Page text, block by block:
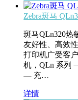
Zebra斑马
斑马QLn320热
友好性、高效
打印机广受客户
机，QLn
— 充…
详情